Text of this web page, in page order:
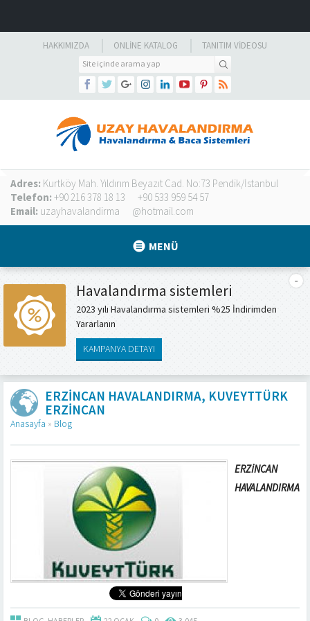
HAKKIMIZDA ONLINE KATALOG TANITIM VIDEOSU
Adres: Kurtköy Mah. Yıldırım Beyazıt Cad. No:73 Pendik/İstanbul
Telefon: +90 216 378 18 13
+90 533 959 54 57
Email: uzayhavalandirma @hotmail.com
MENÜ
Havalandırma sistemleri
2023 yılı Havalandırma sistemleri %25 İndirimden
Yararlanın
KAMPANYA DETAYI
ERZINCAN HAVALANDIRMA, KUVEYTTÜRK
ERZINCAN
Anasayfa » Blog
ERZİNCAN
HAVALANDIRMA